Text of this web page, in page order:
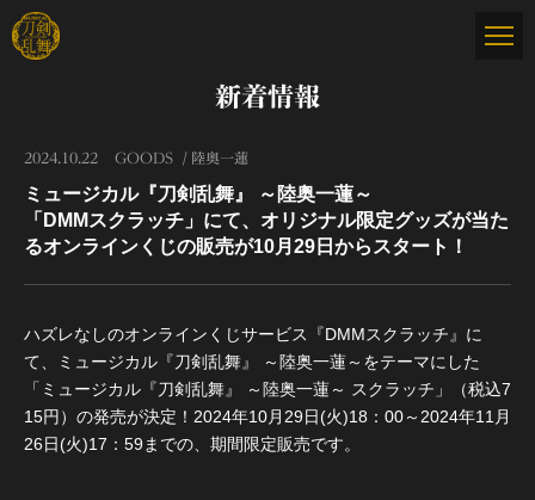
新着情報
2024.10.22 GOODS 陸奥一蓮
ミュージカル『刀剣乱舞』 ～陸奥一蓮～
「DMMスクラッチ」にて、オリジナル限定グッズが当た
るオンラインくじの販売が10月29日からスタート！
ハズレなしのオンラインくじサービス『DMMスクラッチ』に
て、ミュージカル『刀剣乱舞』 ～陸奥一蓮～をテーマにした
「ミュージカル『刀剣乱舞』 ～陸奥一蓮～ スクラッチ」（税込7
15円）の発売が決定！2024年10月29日(火)18：00～2024年11月
26日(火)17：59までの、期間限定販売です。